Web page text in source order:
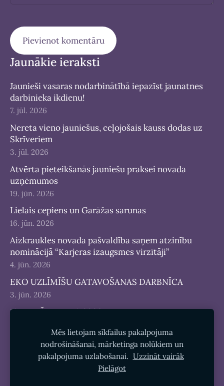
Jaunākie ieraksti
Jaunieši vasaras nodarbinātībā iepazīst jaunatnes
darbinieka ikdienu!
7. jūl. 2026
Nereta vieno jauniešus, ceļojošais kauss dodas uz
Skrīveriem
3. jūl. 2026
Atvērta pieteikšanās jauniešu praksei novada
uzņēmumos
19. jūn. 2026
Lielais cepiens un Garāžas sarunas
16. jūn. 2026
Aizkraukles novada pašvaldība saņem atzinību
nominācijā “Karjeras izaugsmes virzītāji”
4. jūn. 2026
EKO UZLĪMĪŠU GATAVOŠANAS DARBNĪCA
3. jūn. 2026
JAUNIEŠU DIENA 2026
Sīkdatnes
Mēs lietojam sīkfailus pakalpojuma
nodrošināšanai, mārketinga nolūkiem un
pakalpojuma uzlabošanai. Uzzināt vairāk
Pielāgot